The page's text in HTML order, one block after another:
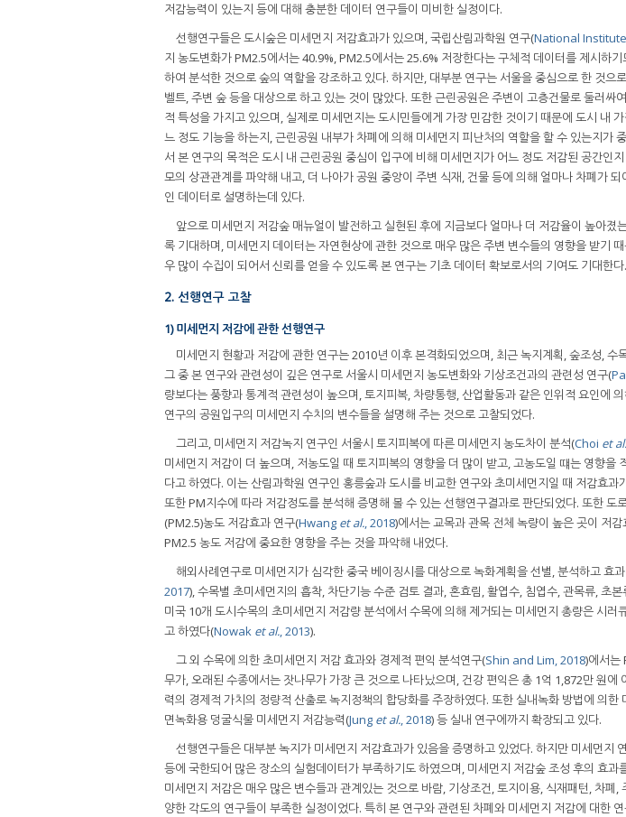
저감능력이 있는지 등에 대해 충분한 데이터 연구들이 미비한 실정이다.
선행연구들은 도시숲은 미세먼지 저감효과가 있으며, 국립산림과학원 연구(National
지 농도변화가 PM2.5에서는 40.9%, PM2.5에서는 25.6% 저장한다는 구체적 데이터를 제시하
하여 분석한 것으로 숲의 역할을 강조하고 있다. 하지만, 대부분 연구는 서울을 중심으로 한 것으
벨트, 주변 숲 등을 대상으로 하고 있는 것이 많았다. 또한 근린공원은 주변이 고층건물로 둘러싸
적 특성을 가지고 있으며, 실제로 미세먼지는 도시민들에게 가장 민감한 것이기 때문에 도시 내
느 정도 기능을 하는지, 근린공원 내부가 차폐에 의해 미세먼지 피난처의 역할을 할 수 있는지가
서 본 연구의 목적은 도시 내 근린공원 중심이 입구에 비해 미세먼지가 어느 정도 저감된 공간인
모의 상관관계를 파악해 내고, 더 나아가 공원 중앙이 주변 식재, 건물 등에 의해 얼마나 차폐가
인 데이터로 설명하는데 있다.
앞으로 미세먼지 저감숲 매뉴얼이 발전하고 실현된 후에 지금보다 얼마나 더 저감율이 높아졌
록 기대하며, 미세먼지 데이터는 자연현상에 관한 것으로 매우 많은 주변 변수들의 영향을 받기
우 많이 수집이 되어서 신뢰를 얻을 수 있도록 본 연구는 기초 데이터 확보로서의 기여도 기대한다.
2. 선행연구 고찰
1) 미세먼지 저감에 관한 선행연구
미세먼지 현황과 저감에 관한 연구는 2010년 이후 본격화되었으며, 최근 녹지계획, 숲조성, 수
그 중 본 연구와 관련성이 깊은 연구로 서울시 미세먼지 농도변화와 기상조건과의 관련성 연구(
량보다는 풍향과 통계적 관련성이 높으며, 토지피복, 차량통행, 산업활동과 같은 인위적 요인에
연구의 공원입구의 미세먼지 수치의 변수들을 설명해 주는 것으로 고찰되었다.
그리고, 미세먼지 저감녹지 연구인 서울시 토지피복에 따른 미세먼지 농도차이 분석(Choi et al.
미세먼지 저감이 더 높으며, 저농도일 때 토지피복의 영향을 더 많이 받고, 고농도일 떄는 영향을
다고 하였다. 이는 산림과학원 연구인 홍릉숲과 도시를 비교한 연구와 초미세먼지일 때 저감효
또한 PM지수에 따라 저감정도를 분석해 증명해 볼 수 있는 선행연구결과로 판단되었다. 또한 도
(PM2.5)농도 저감효과 연구(Hwang et al. , 2018)에서는 교목과 관목 전체 녹량이 높은 곳이 저
PM2.5 농도 저감에 중요한 영향을 주는 것을 파악해 내었다.
해외사례연구로 미세먼지가 심각한 중국 베이징시를 대상으로 녹화계획을 선별, 분석하고 효
2017), 수목별 초미세먼지의 흡착, 차단기능 수준 검토 결과, 혼효림, 활엽수, 침엽수, 관목류, 초
미국 10개 도시수목의 초미세먼지 저감량 분석에서 수목에 의해 제거되는 미세먼지 총량은 시
고 하였다(Nowak et al. , 2013).
그 외 수목에 의한 초미세먼지 저감 효과와 경제적 편익 분석연구(Shin and Lim, 2018)에서는
무가, 오래된 수종에서는 잣나무가 가장 큰 것으로 나타났으며, 건강 편익은 총 1억 1,872만 원에
력의 경제적 가치의 정량적 산출로 녹지정책의 합당화를 주장하였다. 또한 실내녹화 방법에 의한
면녹화용 덩굴식물 미세먼지 저감능력(Jung et al. , 2018) 등 실내 연구에까지 확장되고 있다.
선행연구들은 대부분 녹지가 미세먼지 저감효과가 있음을 증명하고 있었다. 하지만 미세먼지
등에 국한되어 많은 장소의 실험데이터가 부족하기도 하였으며, 미세먼지 저감숲 조성 후의 효
미세먼지 저감은 매우 많은 변수들과 관계있는 것으로 바람, 기상조건, 토지이용, 식재패턴, 차폐
양한 각도의 연구들이 부족한 실정이었다. 특히 본 연구와 관련된 차폐와 미세먼지 저감에 대한